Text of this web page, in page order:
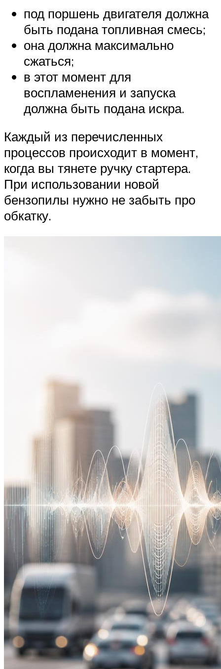
под поршень двигателя должна
быть подана топливная смесь;
она должна максимально
сжаться;
в этот момент для
воспламенения и запуска
должна быть подана искра.
Каждый из перечисленных
процессов происходит в момент,
когда вы тянете ручку стартера.
При использовании новой
бензопилы нужно не забыть про
обкатку.